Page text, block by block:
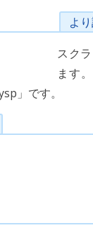
よ
スク
ます
」です。